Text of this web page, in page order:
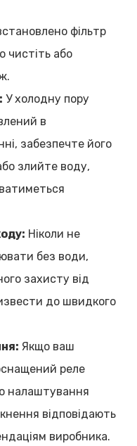
фільтр
чистіть або
У холодну пору
в
забезпечте його
злийте воду,
Ніколи не
без води,
захисту від
до швидкого
Якщо ваш
реле
налаштування
відповідають
виробника.